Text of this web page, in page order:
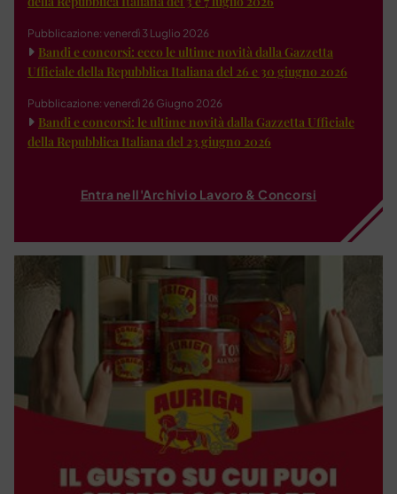
Pubblicazione: venerdì 3 Luglio 2026
Bandi e concorsi: ecco le ultime novità dalla Gazzetta
Ufficiale della Repubblica Italiana del 26 e 30 giugno 2026
Pubblicazione: venerdì 26 Giugno 2026
Bandi e concorsi: le ultime novità dalla Gazzetta Ufficiale
della Repubblica Italiana del 23 giugno 2026
Entra nell'Archivio Lavoro & Concorsi